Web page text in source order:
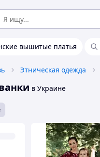
вышитые платья
Этническая одежда
в Украине